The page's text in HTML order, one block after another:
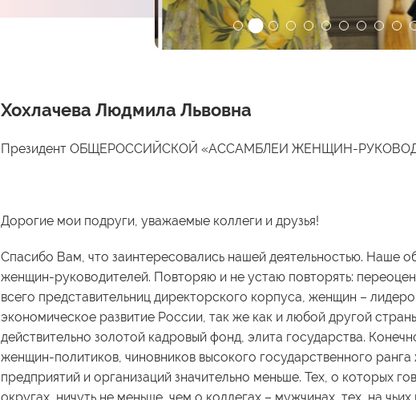
Хохлачева Людмила Львовна
Президент ОБЩЕРОССИЙСКОЙ «АССАМБЛЕИ ЖЕНЩИН-
Дорогие мои подруги, уважаемые коллеги и друзья!
Спасибо Вам, что заинтересовались нашей деятельностью. Наше
женщин-руководителей. Повторяю и не устаю повторять:
всего представительниц директорского корпуса, женщин –
экономическое развитие России, так же как и любой другой
действительно золотой кадровый фонд, элита государства.
женщин-политиков, чиновников высокого государственного
предприятий и организаций значительно меньше. Тех, о которых